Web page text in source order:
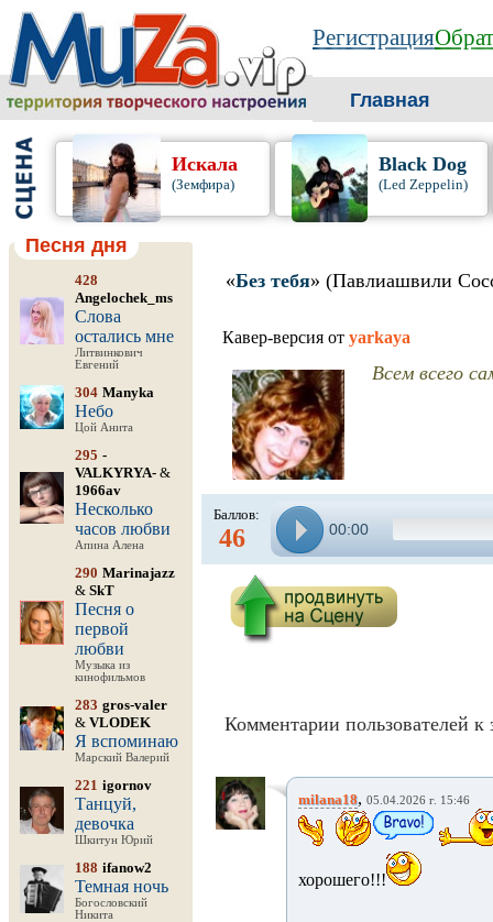
Регистрация
Главная
Искала
(Земфира)
Black Dog
(Led Zeppelin)
Песня дня
428
Angelochek_ms
Слова
остались мне
Литвинкович
Евгений
304 Manyka
Небо
Цой Анита
295 -
VALKYRYA- &
1966av
Несколько
часов любви
Апина Алена
290 Marinajazz
& SkT
Песня о
первой
любви
Музыка из
кинофильмов
283 gros-valer
& VLODEK
Я вспоминаю
Марский Валерий
221 igornov
Танцуй,
девочка
Шкитун Юрий
188 ifanow2
Темная ночь
Богословский
Никита
«Без тебя» (Павлиашвили
Кавер-версия от yarkaya
Всем всего
Баллов:
46 00:00
Комментарии пользователей к
milana18, 05.04.2026 г. 15:46
хорошего!!!